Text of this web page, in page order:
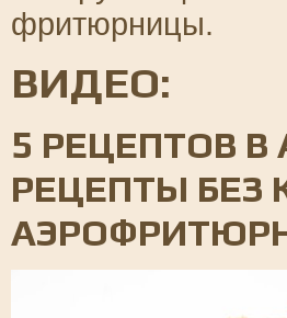
фритюрницы.
ВИДЕО:
5 РЕЦЕПТОВ
РЕЦЕПТЫ БЕЗ